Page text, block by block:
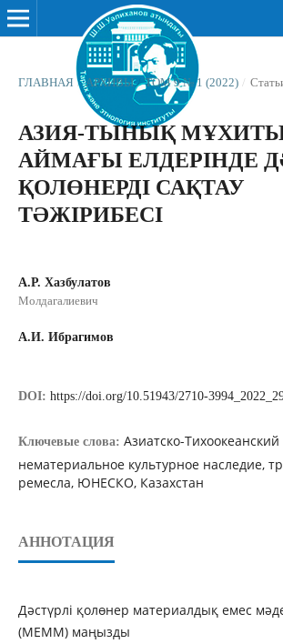
ГЛАВНАЯ / АРХИВЫ / ТОМ 9 № 1 (2022) /
АЗИЯ-ТЫНЫҚ
АЙМАҒЫ ЕЛДЕРІНДЕ
ҚОЛӨНЕРДІ САҚТАУ
ТӘЖІРИБЕСІ
А.Р. Хазбулатов
Молдагалиевич
А.И. Ибрагимов
DOI: https://doi.org/10.51943/2710-
Ключевые слова: Азиатско-
нематериальное культурное наследие,
ремесла, ЮНЕСКО, Казахстан
АННОТАЦИЯ
Дәстүрлі қолөнер материалдық емес
(МЕММ) маңызды